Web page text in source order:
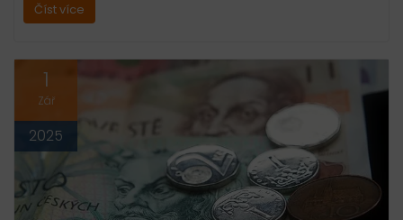
Číst více
1
Zář
2025